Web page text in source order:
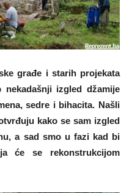
građe i starih projekata
izgled džamije
sedre i bihacita. Našli
kako se sam izgled
a sad smo u fazi kad bi
će se rekonstrukcijom